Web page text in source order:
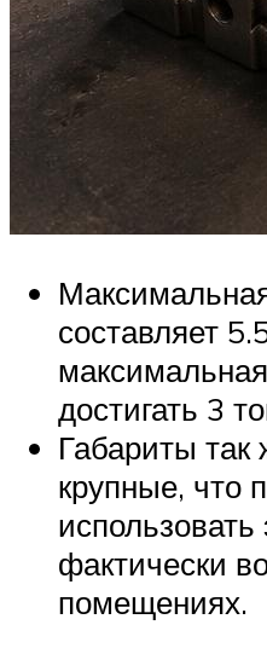
составляет
достигать 3
Габариты так
крупные, что
фактически
помещениях.